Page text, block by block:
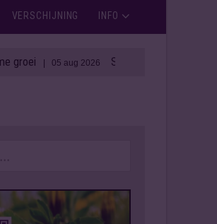
VERSCHIJNING INFO
2026 Spirit Capital blaast Ierse